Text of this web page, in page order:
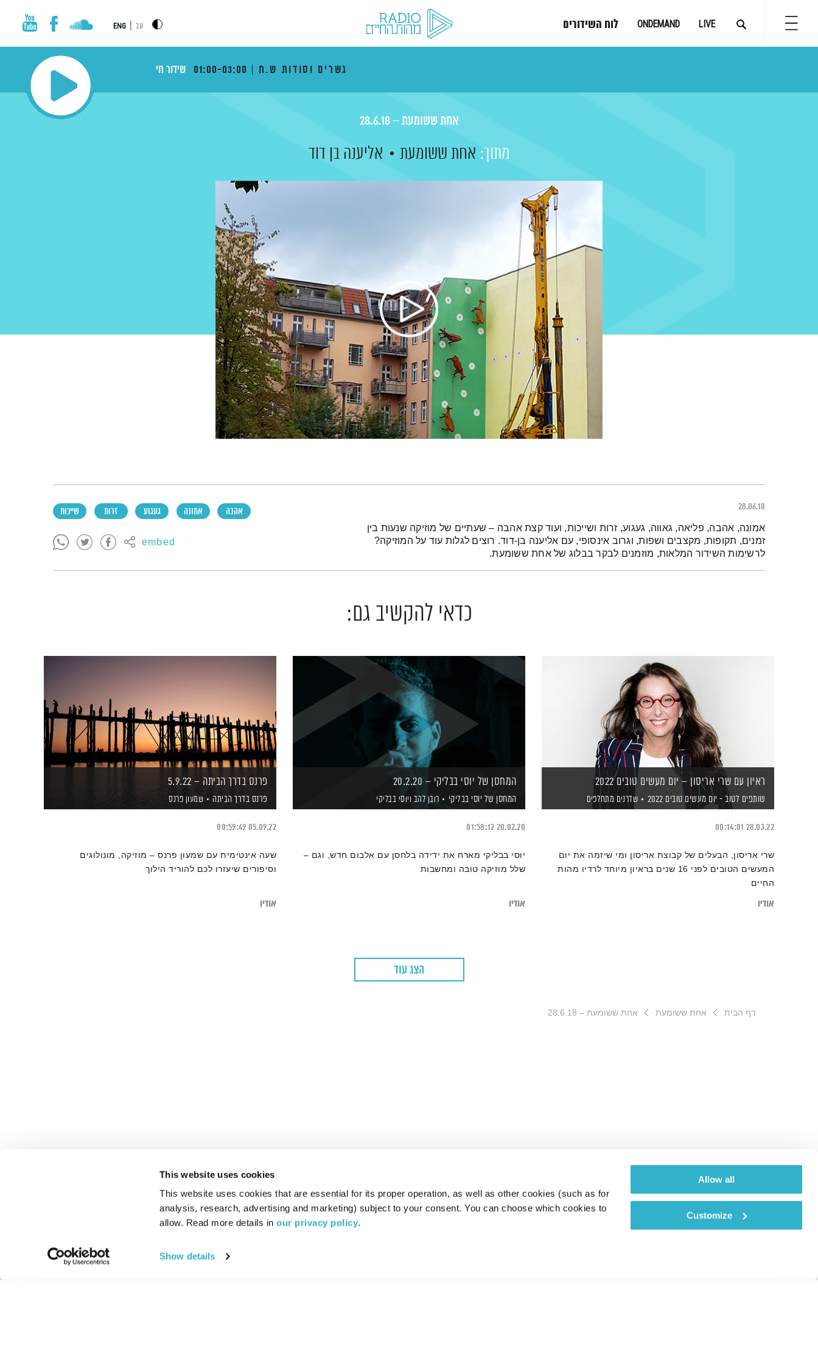
This website uses cookies
This website uses cookies that are essential for its proper operation, as well as other cookies (such as for
analysis, research, advertising and marketing) subject to your consent. You can choose which cookies to
allow. Read more details in our privacy policy.
Show details
Allow all
Customize
LIVE
ONDEMAND לוח השידורים עב ENG
גשרים וסודות ש.ח 01:00-03:00 שידור חי
אחת ששומעת – 28.6.18
מתוך: אחת ששומעת אליענה בן דוד
28.06.18 אהבה אמונה געגוע זרות שייכות
embed
תמצית הפודקאסט
אמונה, אהבה, פליאה, גאווה, געגוע, זרות ושייכות, ועוד קצת אהבה – שעתיים של מוזיקה שנעות בין
זמנים, תקופות, מקצבים ושפות, וגרוב אינסופי, עם אליענה בן-דוד. רוצים לגלות עוד על המוזיקה?
לרשימות השידור המלאות, מוזמנים לבקר בבלוג של אחת ששומעת.
כדאי להקשיב גם:
ראיון עם שרי אריסון – יום מעשים טובים 2022
שותפים לטוב - יום מעשים טובים 2022 שדרנים מתחלפים
28.03.22
00:14:01
שרי אריסון, הבעלים של קבוצת אריסון ומי שיזמה את יום
המעשים הטובים לפני 16 שנים בראיון מיוחד לרדיו מהות
החיים
אודיו
המחסן של יוסי בבליקי – 20.2.20
המחסן של יוסי בבליקי רובן להב ויוסי בבליקי
20.02.20
01:58:12
יוסי בבליקי מארח את ידידה בלחסן עם אלבום חדש, וגם –
שלל מוזיקה טובה ומחשבות
אודיו
פרנס בדרך הביתה – 5.9.22
פרנס בדרך הביתה שמעון פרנס
05.09.22
00:59:49
שעה אינטימית עם שמעון פרנס – מוזיקה, מונולוגים
וסיפורים שיעזרו לכם להוריד הילוך
אודיו
הצג עוד
דף הבית אחת ששומעת אחת ששומעת – 28.6.18